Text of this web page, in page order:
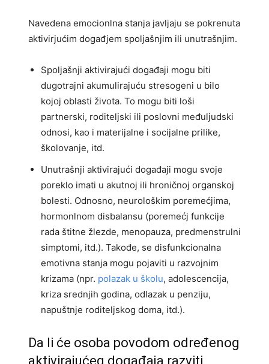
Navedena emocionlna stanja javljaju se pokrenuta
aktivirjućim događjem spoljašnjim ili unutrašnjim.
Spoljašnji aktivirajući događaji mogu biti
dugotrajni akumulirajuću stresogeni u bilo
kojoj oblasti života. To mogu biti loši
partnerski, roditeljski ili poslovni međuljudski
odnosi, kao i materijalne i socijalne prilike,
školovanje, itd.
Unutrašnji aktivirajući događaji mogu svoje
poreklo imati u akutnoj ili hroničnoj organskoj
bolesti. Odnosno, neurološkim poremećjima,
hormonlnom disbalansu (poremećj funkcije
rada štitne žlezde, menopauza, predmenstrulni
simptomi, itd.). Takođe, se disfunkcionalna
emotivna stanja mogu pojaviti u razvojnim
krizama (npr. polazak u školu, adolescencija,
kriza srednjih godina, odlazak u penziju,
napuštnje roditeljskog doma, itd.).
Da li će osoba povodom određenog
aktivirajućeg događaja razviti